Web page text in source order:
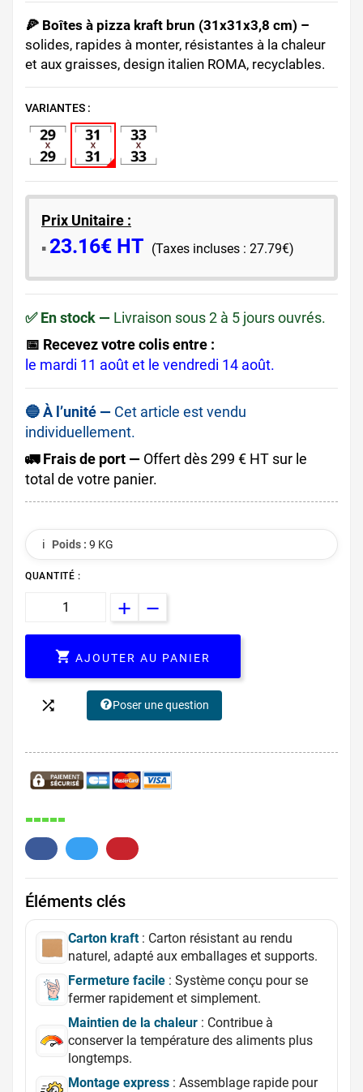
🍕 Boîtes à pizza kraft brun (31x31x3,8 cm) –
solides, rapides à monter, résistantes à la chaleur
et aux graisses, design italien ROMA, recyclables.
VARIANTES :
Prix Unitaire :
​▪️​ 23.16€ HT (Taxes incluses : 27.79€)
✅ En stock — Livraison sous 2 à 5 jours ouvrés.
📅 Recevez votre colis entre :
le mardi 11 août et le vendredi 14 août.
🔵 À l’unité — Cet article est vendu
individuellement.
🚛 Frais de port — Offert dès 299 € HT sur le
total de votre panier.
ℹ️ Poids : 9 KG
QUANTITÉ :
 AJOUTER AU PANIER
 Poser une question
Éléments clés
Carton kraft: Carton résistant au rendu
naturel, adapté aux emballages et supports.
Fermeture facile : Système conçu pour se
fermer rapidement et simplement.
Maintien de la chaleur : Contribue à
conserver la température des aliments plus
longtemps.
Montage express : Assemblage rapide pour